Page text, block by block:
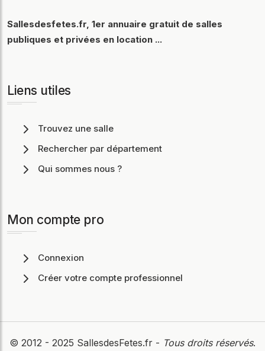
Sallesdesfetes.fr, 1er annuaire gratuit de salles
publiques et privées en location ...
Liens utiles
Trouvez une salle
Rechercher par département
Qui sommes nous ?
Mon compte pro
Connexion
Créer votre compte professionnel
© 2012 - 2025 SallesdesFetes.fr - Tous droits réservés.